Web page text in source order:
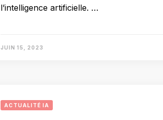
l’intelligence artificielle. …
JUIN 15, 2023
ACTUALITÉ IA